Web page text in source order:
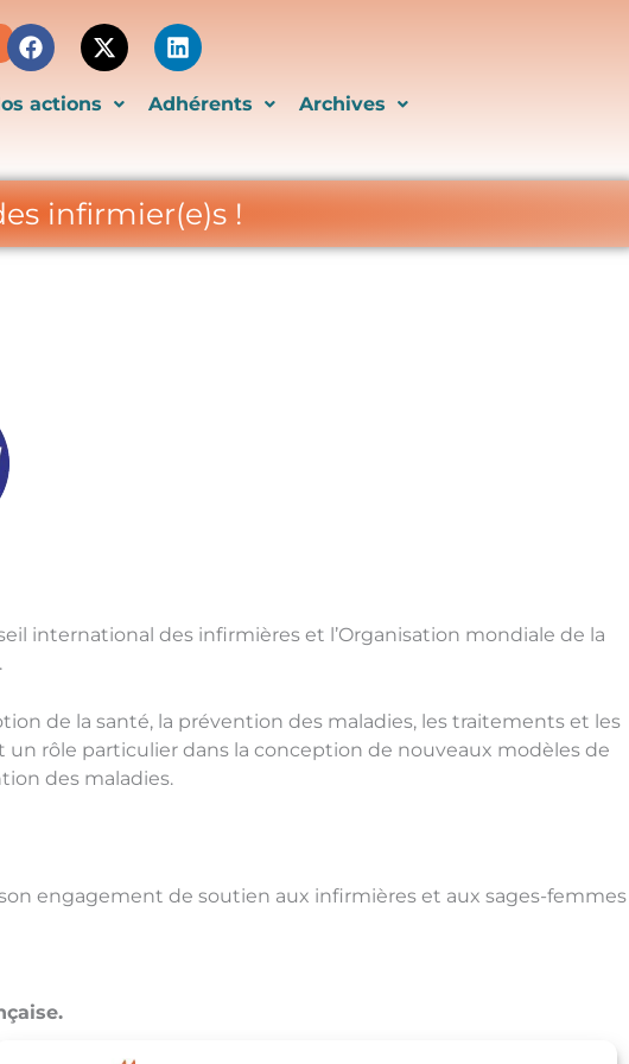
Facebook
X-
twitter
Linkedin
actions Adhérents Archives
infirmier(e)s !
international des infirmières et l’Organisation mondiale de la
de la santé, la prévention des maladies, les traitements et les
rôle particulier dans la conception de nouveaux modèles de
des maladies.
engagement de soutien aux infirmières et aux sages-femmes